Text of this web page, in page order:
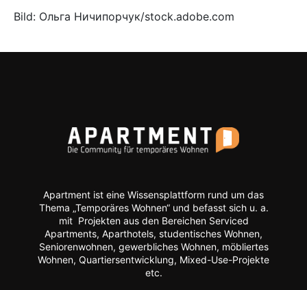
Bild: Ольга Ничипорчук/stock.adobe.com
Apartment ist eine Wissensplattform rund um das
Thema „Temporäres Wohnen“ und befasst sich u. a.
mit Projekten aus den Bereichen Serviced
Apartments, Aparthotels, studentisches Wohnen,
Seniorenwohnen, gewerbliches Wohnen, möbliertes
Wohnen, Quartiersentwicklung, Mixed-Use-Projekte
etc.